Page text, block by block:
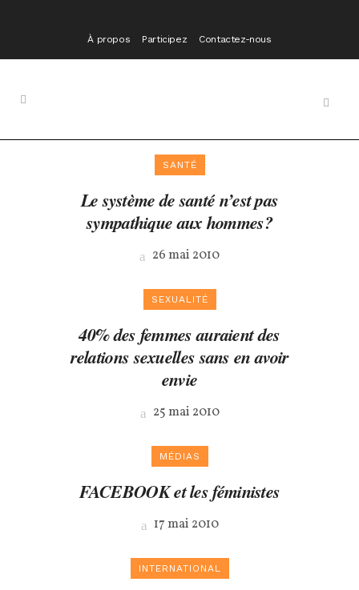
À propos Participez Contactez-nous
SANTÉ
Le système de santé n’est pas
sympathique aux hommes?
26 mai 2010
SEXUALITÉ
40% des femmes auraient des
relations sexuelles sans en avoir
envie
25 mai 2010
MÉDIAS
FACEBOOK et les féministes
17 mai 2010
INTERNATIONAL